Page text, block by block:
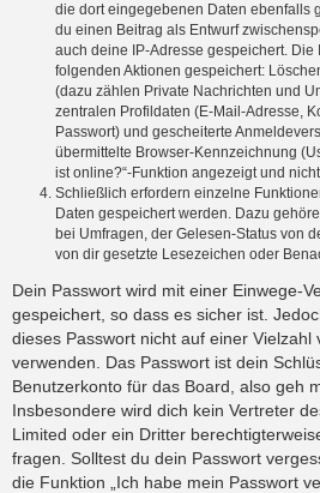
die dort eingegebenen Daten ebenfalls
du einen Beitrag als Entwurf
auch deine IP-Adresse gespeichert.
folgenden Aktionen gespeichert:
(dazu zählen Private Nachrichten und
zentralen Profildaten (E-Mail-Adresse,
Passwort) und gescheiterte
übermittelte Browser-Kennzeichnung
ist online?“-Funktion angezeigt und
Schließlich erfordern einzelne
Daten gespeichert werden. Dazu
bei Umfragen, der Gelesen-Status von
von dir gesetzte Lesezeichen oder
Dein Passwort wird mit einer Einwege-
gespeichert, so dass es sicher ist.
dieses Passwort nicht auf einer Vielzahl
verwenden. Das Passwort ist dein
Benutzerkonto für das Board, also geh
Insbesondere wird dich kein Vertreter
Limited oder ein Dritter
fragen. Solltest du dein Passwort
die Funktion „Ich habe mein Passwort